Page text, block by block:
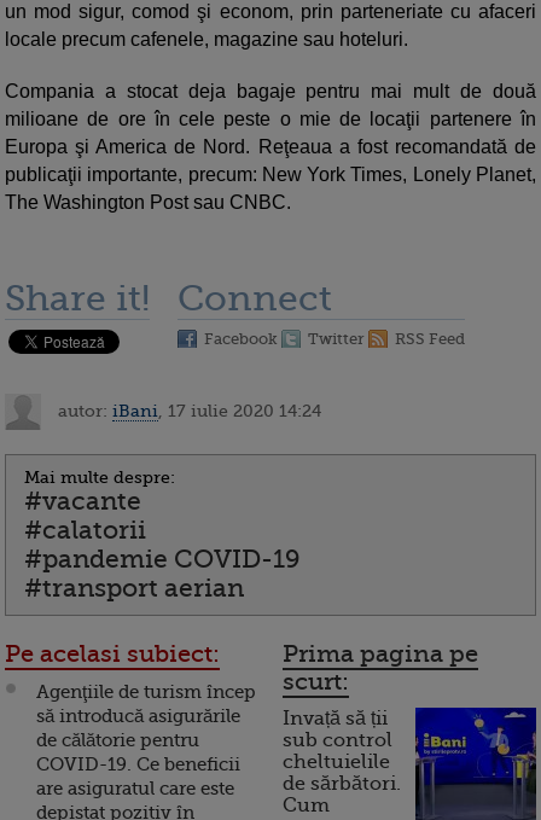
un mod sigur, comod şi econom, prin parteneriate cu afaceri
locale precum cafenele, magazine sau hoteluri.
Compania a stocat deja bagaje pentru mai mult de două
milioane de ore în cele peste o mie de locaţii partenere în
Europa şi America de Nord. Reţeaua a fost recomandată de
publicaţii importante, precum: New York Times, Lonely Planet,
The Washington Post sau CNBC.
Share it! Connect
Facebook Twitter RSS Feed
autor: iBani , 17 iulie 2020 14:24
Mai multe despre:
#vacante
#calatorii
#pandemie COVID-19
#transport aerian
Pe acelasi subiect:
Agenţiile de turism încep
să introducă asigurările
de călătorie pentru
COVID-19. Ce beneficii
are asiguratul care este
depistat pozitiv în
Prima pagina pe
scurt:
Invață să ții
sub control
cheltuielile
de sărbători.
Cum